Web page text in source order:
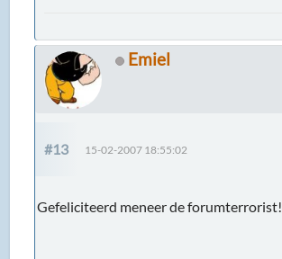
Emiel
#13 15-02-2007 18:55:02
Gefeliciteerd meneer de forumterrorist!